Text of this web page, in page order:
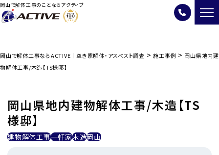
岡山で解体工事のことならアクティブ
岡山で解体工事ならACTIVE｜空き家解体・アスベスト調査 > 施工事例 > 岡山県地内建
物解体工事/木造【TS様邸】
岡山県地内建物解体工事/木造【TS
様邸】
建物解体工事一軒家木造岡山